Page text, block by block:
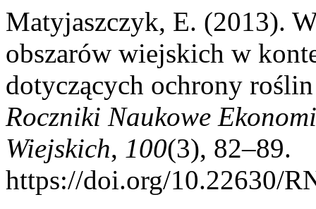
Matyjaszczyk, E. (2013).
obszarów wiejskich w
dotyczących ochrony
Roczniki Naukowe
Wiejskich, 100(3), 82–89.
https://doi.org/10.22630/